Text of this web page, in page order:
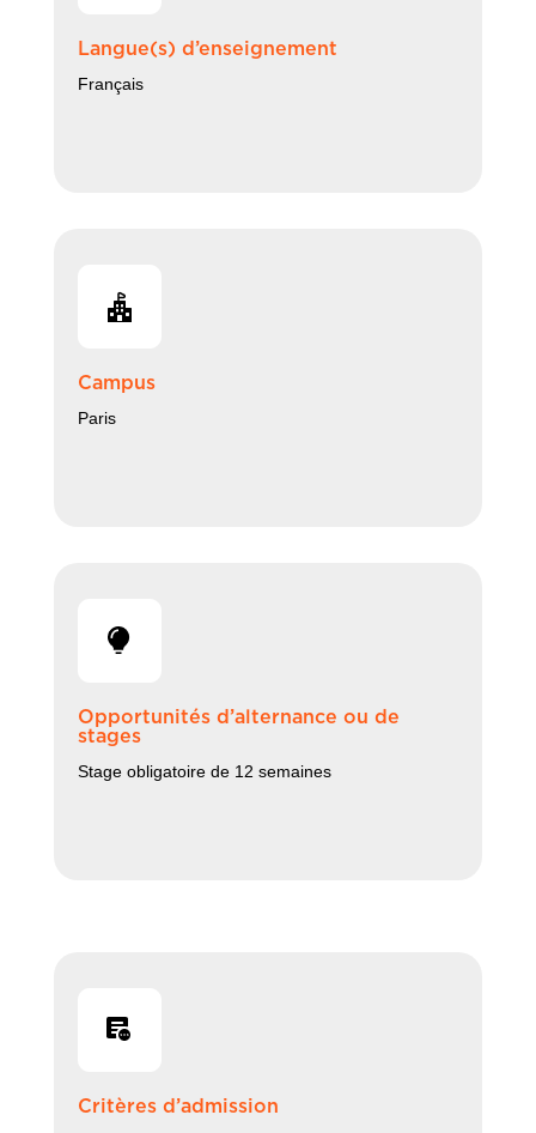
Langue(s) d’enseignement
Français
Campus
Paris
Opportunités d’alternance ou de
stages
Stage obligatoire de 12 semaines
Critères d’admission